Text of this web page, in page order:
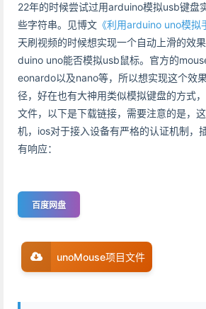
22年的时候尝试过用arduino模拟usb键盘
些字符串。见博文 《利用arduino uno模拟
天刷视频的时候想实现一个自动上滑的效
duino uno能否模拟usb鼠标。官方的
eonardo以及nano等，所以想实现这个效
径，好在也有大神用类似模拟键盘的方式
文件，以下是下载链接，需要注意的是，
机，ios对于接入设备有严格的认证机制，
有响应：
百度网盘
unoMouse项目文件